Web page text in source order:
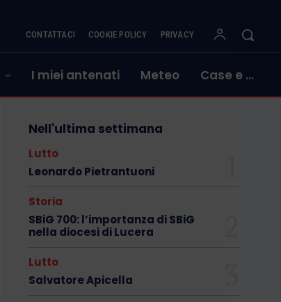
CONTATTACI COOKIE POLICY PRIVACY
I miei antenati Meteo Case e …
Nell'ultima settimana
Lutto
Leonardo Pietrantuoni
Storia
SBiG 700: l’importanza di SBiG
nella diocesi di Lucera
Lutto
Salvatore Apicella